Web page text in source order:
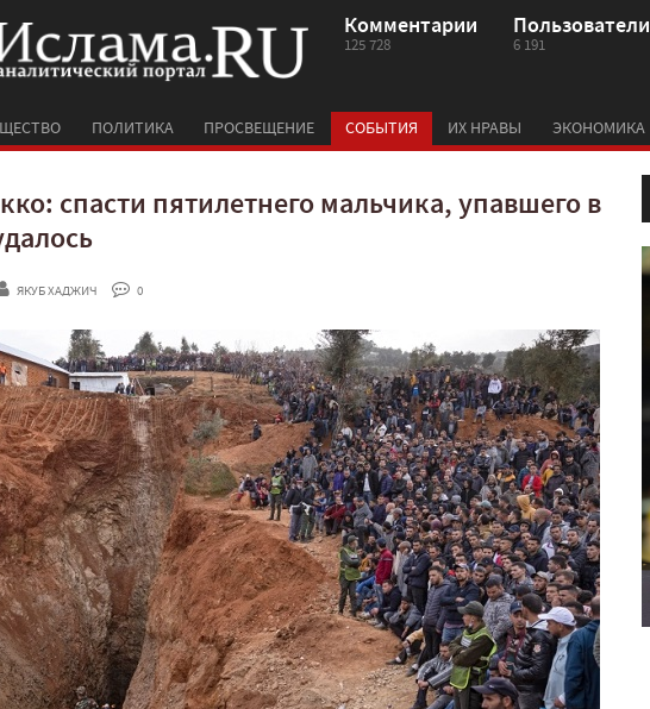
Комментарии
125 728
Пользователи
6 191
ПОЛИТИКА ПРОСВЕЩЕНИЕ СОБЫТИЯ ИХ НРАВЫ ЭКОНОМИКА
спасти пятилетнего мальчика, упавшего в
ЯКУБ ХАДЖИЧ 0